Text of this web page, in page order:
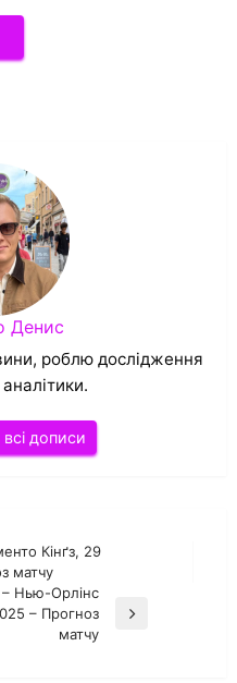
Денис
роблю дослідження
дописи
Кінґз, 29
матчу
Нью-Орлінс
– Прогноз
матчу